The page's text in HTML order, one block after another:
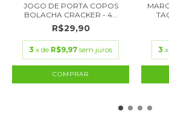
JOGO DE PORTA COPOS
BOLACHA CRACKER - 4...
R$29,90
3 x de R$9,97 sem juros 3